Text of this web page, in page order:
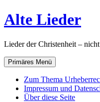
Zum
Inhalt
Alte Lieder
Lieder der Christenheit –
Primäres Menü
Zum Thema
Impressum und
Über diese Seite